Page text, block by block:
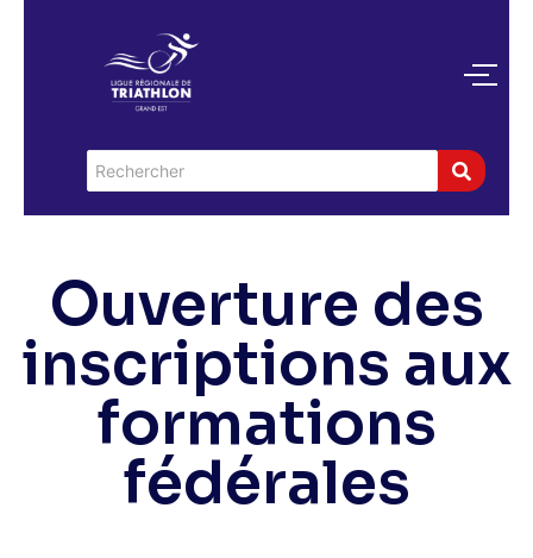
Ouverture des
inscriptions aux
formations
fédérales